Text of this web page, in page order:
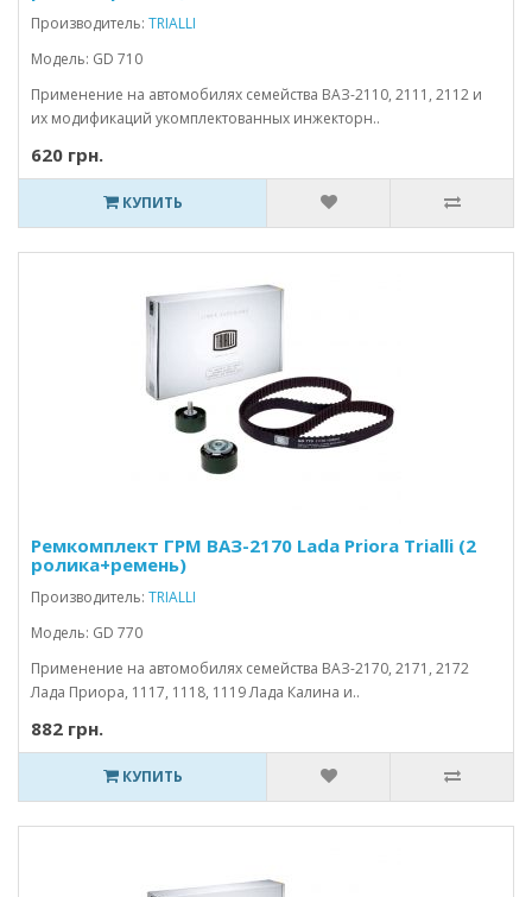
Производитель: TRIALLI
Модель: GD 710
Применение на автомобилях семейства ВАЗ-2110, 2111, 2112 и
их модификаций укомплектованных инжекторн..
620 грн.
КУПИТЬ
Ремкомплект ГРМ ВАЗ-2170 Lada Priora Trialli (2
ролика+ремень)
Производитель: TRIALLI
Модель: GD 770
Применение на автомобилях семейства ВАЗ-2170, 2171, 2172
Лада Приора, 1117, 1118, 1119 Лада Калина и..
882 грн.
КУПИТЬ